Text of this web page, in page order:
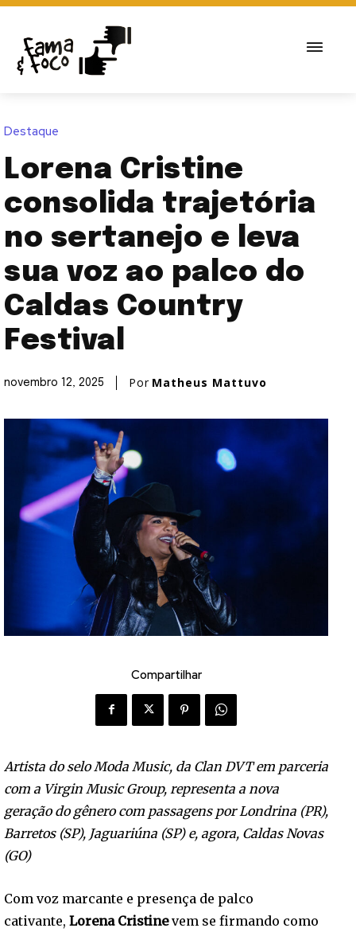
Destaque
Lorena Cristine
consolida trajetória
no sertanejo e leva
sua voz ao palco do
Caldas Country
Festival
novembro 12, 2025 Por Matheus Mattuvo
Compartilhar
Artista do selo Moda Music, da Clan DVT em parceria
com a Virgin Music Group, representa a nova
geração do gênero com passagens por Londrina (PR),
Barretos (SP), Jaguariúna (SP) e, agora, Caldas Novas
(GO)
Com voz marcante e presença de palco
cativante, Lorena Cristinevem se firmando como